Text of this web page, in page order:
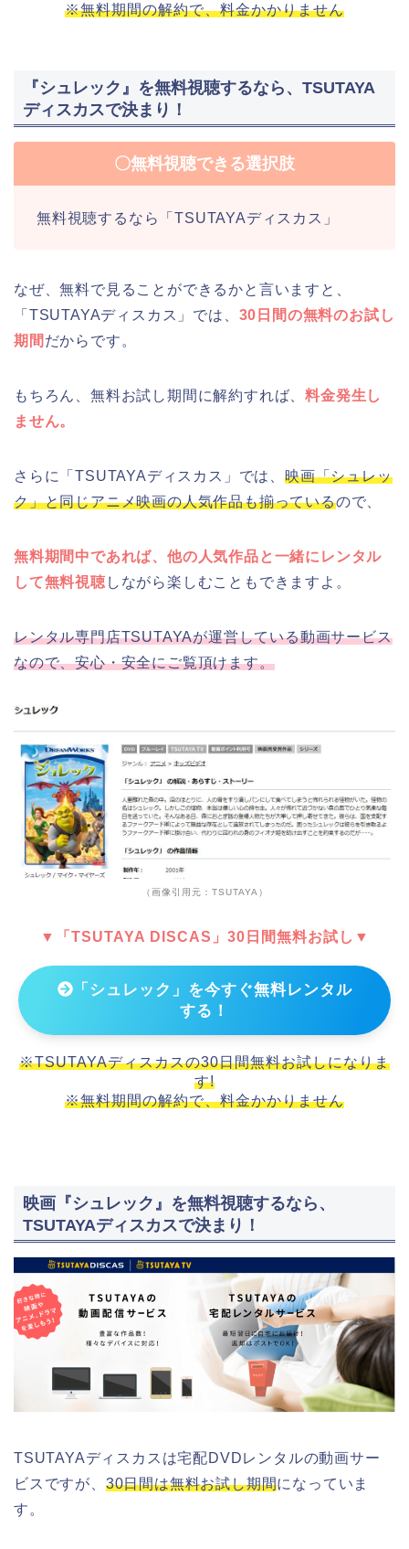
※無料期間の解約で、料金かかりません
『シュレック』を無料視聴するなら、TSUTAYA
ディスカスで決まり！
〇無料視聴できる選択肢
無料視聴するなら「TSUTAYAディスカス」
なぜ、無料で見ることができるかと言いますと、
「TSUTAYAディスカス」では、 30日間の無料のお試し
期間 だからです。
もちろん、無料お試し期間に解約すれば、料金発生し
ません。
さらに「TSUTAYAディスカス」では、 映画「シュレッ
ク」と同じアニメ映画の人気作品も揃っているので、
無料期間中であれば、他の人気作品と一緒にレンタル
して無料視聴 しながら楽しむこともできますよ。
レンタル専門店TSUTAYAが運営している動画サービス
なので、安心・安全にご覧頂けます。
（画像引用元：TSUTAYA）
▼「TSUTAYA DISCAS」30日間無料お試し▼
「シュレック」を今すぐ無料レンタル
する！
※TSUTAYAディスカスの30日間無料お試しになりま
す!
※無料期間の解約で、料金かかりません
映画『シュレック』を無料視聴するなら、
TSUTAYAディスカスで決まり！
TSUTAYAディスカスは宅配DVDレンタルの動画サー
ビスですが、 30日間は無料お試し期間になっていま
す。